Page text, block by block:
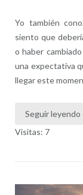
Yo también
siento que
o haber
una expectativa
llegar este
Seguir leyendo
Visitas: 7